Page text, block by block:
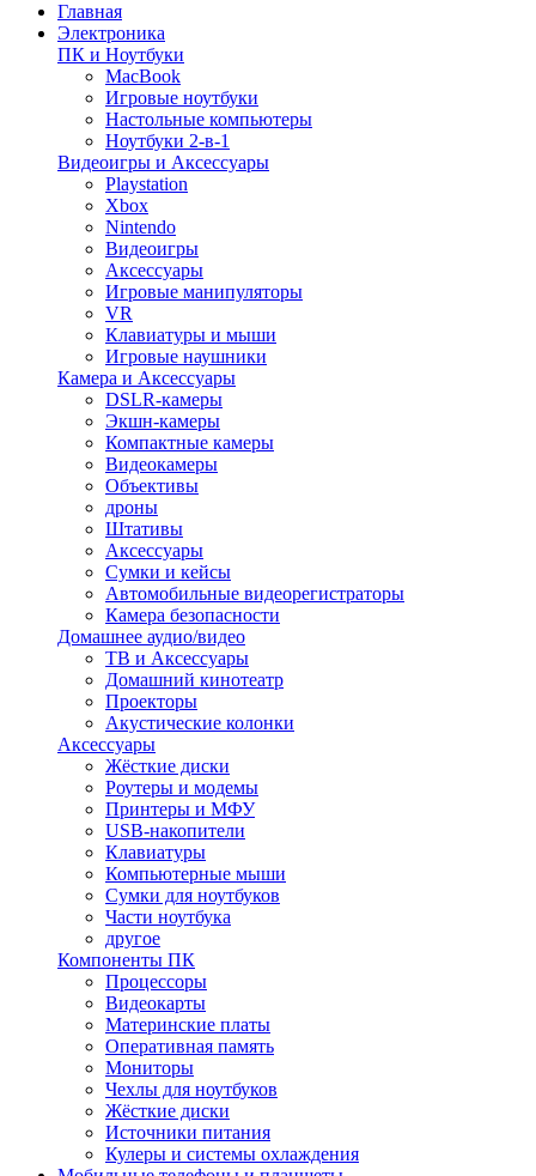
Главная
Электроника
ПК и Ноутбуки
MacBook
Игровые ноутбуки
Настольные компьютеры
Ноутбуки 2-в-1
Видеоигры и Аксессуары
Playstation
Xbox
Nintendo
Видеоигры
Аксессуары
Игровые манипуляторы
VR
Клавиатуры и мыши
Игровые наушники
Камера и Аксессуары
DSLR-камеры
Экшн-камеры
Компактные камеры
Видеокамеры
Объективы
дроны
Штативы
Аксессуары
Сумки и кейсы
Автомобильные видеорегистраторы
Камера безопасности
Домашнее аудио/видео
ТВ и Аксессуары
Домашний кинотеатр
Проекторы
Акустические колонки
Аксессуары
Жёсткие диски
Роутеры и модемы
Принтеры и МФУ
USB-накопители
Клавиатуры
Компьютерные мыши
Сумки для ноутбуков
Части ноутбука
другое
Компоненты ПК
Процессоры
Видеокарты
Материнские платы
Оперативная память
Мониторы
Чехлы для ноутбуков
Жёсткие диски
Источники питания
Кулеры и системы охлаждения